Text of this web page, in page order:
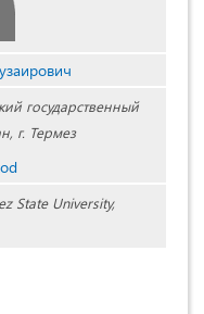
государственный
г. Термез
State University,